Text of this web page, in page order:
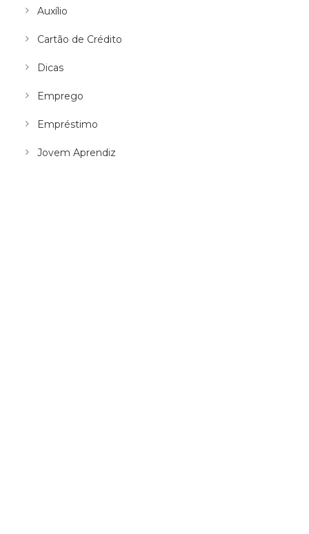
Auxílio
Cartão de Crédito
Dicas
Emprego
Empréstimo
Jovem Aprendiz